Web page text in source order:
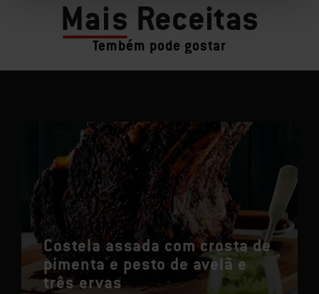
Mais Receitas
Tembém pode gostar
Costela assada com crosta de
pimenta e pesto de avelã e
três ervas